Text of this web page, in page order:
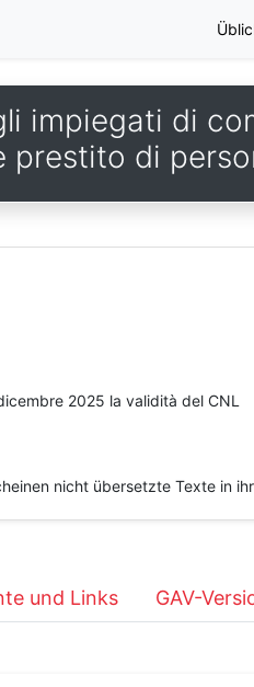
impiegati di
prestito di
2025 la validità del CNL
nicht übersetzte Texte in
und Links GAV-